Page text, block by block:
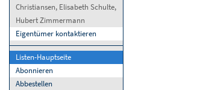
Christiansen, Elisabeth Schulte,
Hubert Zimmermann
Eigentümer kontaktieren
Listen-Hauptseite
Abonnieren
Abbestellen